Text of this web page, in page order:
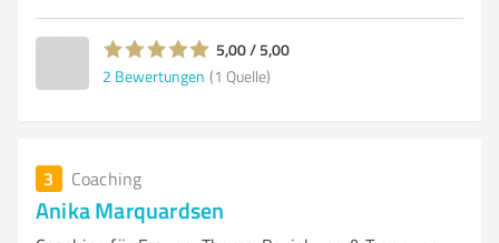
5,00 / 5,00
2 Bewertungen (1 Quelle)
3 Coaching
Anika Marquardsen